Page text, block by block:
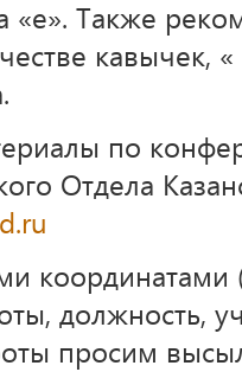
«е». Также
кавычек,
по
Отдела
координатами
должность,
просим